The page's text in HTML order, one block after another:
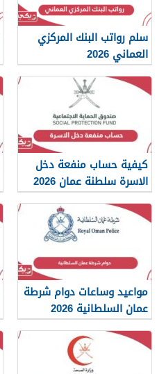
سلم رواتب البنك المركزي
العماني 2026
كيفية حساب منفعة دخل
الاسرة سلطنة عمان 2026
مواعيد وساعات دوام شرطة
عمان السلطانية 2026